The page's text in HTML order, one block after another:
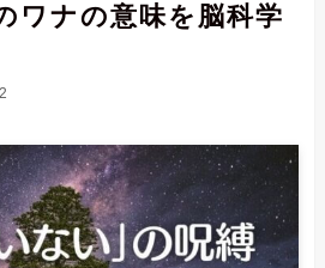
ワナの意味を脳科学